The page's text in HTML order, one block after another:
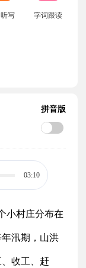
写 字词跟读
拼音版
03:10
小村庄分布在
汛期，山洪
收工、赶